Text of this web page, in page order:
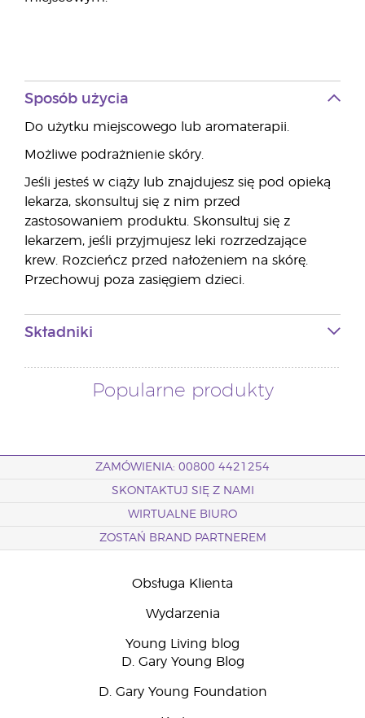
Sposób użycia
Do użytku miejscowego lub aromaterapii.
Możliwe podrażnienie skóry.
Jeśli jesteś w ciąży lub znajdujesz się pod opieką
lekarza, skonsultuj się z nim przed
zastosowaniem produktu. Skonsultuj się z
lekarzem, jeśli przyjmujesz leki rozrzedzające
krew. Rozcieńcz przed nałożeniem na skórę.
Przechowuj poza zasięgiem dzieci.
Składniki
Popularne produkty
ZAMÓWIENIA: 00800 4421254
SKONTAKTUJ SIĘ Z NAMI
WIRTUALNE BIURO
ZOSTAŃ BRAND PARTNEREM
Obsługa Klienta
Wydarzenia
Young Living blog
D. Gary Young Blog
D. Gary Young Foundation